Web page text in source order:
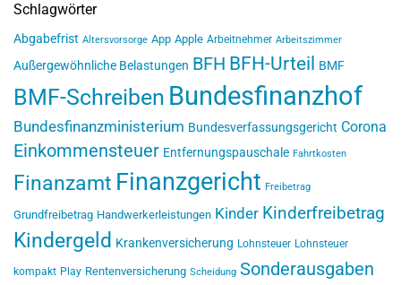
Schlagwörter
Abgabefrist Altersvorsorge App Apple Arbeitnehmer Arbeitszimmer
Außergewöhnliche Belastungen BFH BFH-Urteil BMF
BMF-Schreiben Bundesfinanzhof
Bundesfinanzministerium Bundesverfassungsgericht Corona
Einkommensteuer Entfernungspauschale Fahrtkosten
Finanzamt Finanzgericht Freibetrag
Grundfreibetrag Handwerkerleistungen Kinder Kinderfreibetrag
Kindergeld Krankenversicherung Lohnsteuer Lohnsteuer
kompakt Play Rentenversicherung Scheidung Sonderausgaben